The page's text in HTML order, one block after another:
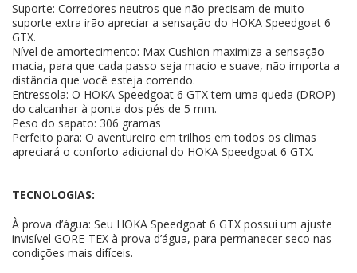
Suporte: Corredores neutros que não precisam de muito
suporte extra irão apreciar a sensação do HOKA Speedgoat 6
GTX.
Nível de amortecimento: Max Cushion maximiza a sensação
macia, para que cada passo seja macio e suave, não importa a
distância que você esteja correndo.
Entressola: O HOKA Speedgoat 6 GTX tem uma queda (DROP)
do calcanhar à ponta dos pés de 5 mm.
Peso do sapato: 306 gramas
Perfeito para: O aventureiro em trilhos em todos os climas
apreciará o conforto adicional do HOKA Speedgoat 6 GTX.
TECNOLOGIAS:
À prova d’água: Seu HOKA Speedgoat 6 GTX possui um ajuste
invisível GORE-TEX à prova d’água, para permanecer seco nas
condições mais difíceis.